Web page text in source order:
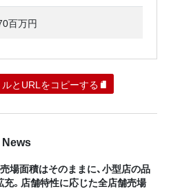
百万円
とURLをコピーする
売場面積はそのままに、小型店の品
充。店舗特性に応じた全店舗売場